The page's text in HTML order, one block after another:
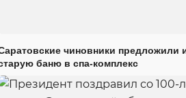
чиновники предложили
баню в спа-комплекс